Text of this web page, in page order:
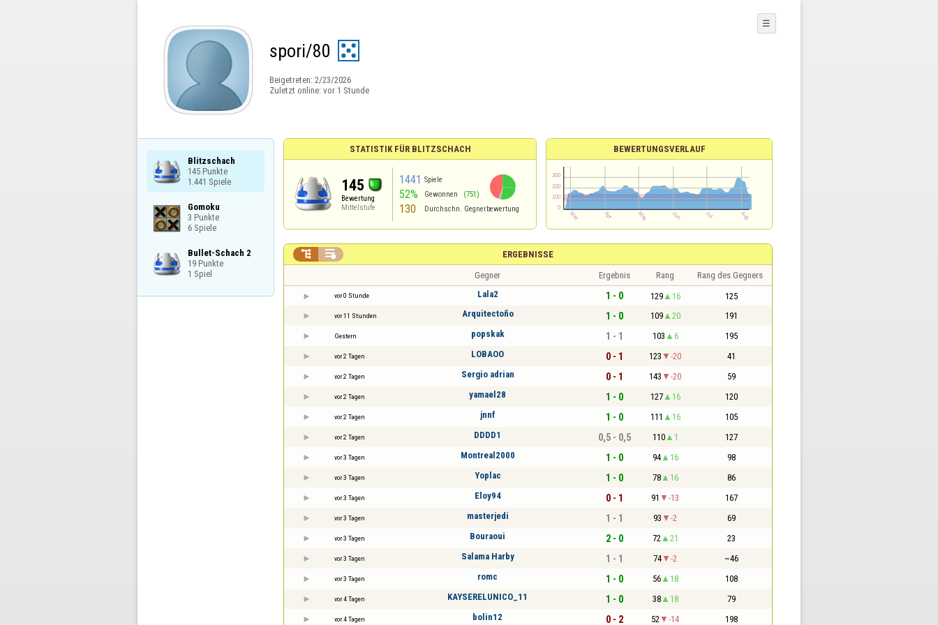
spori/80
Beigetreten: 2/23/2026
Zuletzt online: vor 1 Stunde
☰
Blitzschach
145 Punkte
1.441 Spiele
Gomoku
3 Punkte
6 Spiele
Bullet-Schach 2
19 Punkte
1 Spiel
STATISTIK FÜR BLITZSCHACH
145
Bewertung
Mittelstufe
1441 Spiele
52% Gewonnen (751)
130 Durchschn. Gegnerbewertung
BEWERTUNGSVERLAUF
ERGEBNISSE
 
Gegner Ergebnis Rang Rang des Gegners
vor 0 Stunde Lala2 1 - 0 129 16 125
vor 11 Stunden Arquitectoño 1 - 0 109 20 191
Gestern popskak 1 - 1 103 6 195
vor 2 Tagen LOBAOO 0 - 1 123 -20 41
vor 2 Tagen Sergio adrian 0 - 1 143 -20 59
vor 2 Tagen yamael28 1 - 0 127 16 120
vor 2 Tagen jnnf 1 - 0 111 16 105
vor 2 Tagen DDDD1 0,5 - 0,5 110 1 127
vor 3 Tagen Montreal2000 1 - 0 94 16 98
vor 3 Tagen Yoplac 1 - 0 78 16 86
vor 3 Tagen Eloy94 0 - 1 91 -13 167
vor 3 Tagen masterjedi 1 - 1 93 -2 69
vor 3 Tagen Bouraoui 2 - 0 72 21 23
vor 3 Tagen Salama Harby 1 - 1 74 -2 ~46
vor 3 Tagen romc 1 - 0 56 18 108
vor 4 Tagen KAYSERELUNICO_11 1 - 0 38 18 79
vor 4 Tagen bolin12 0 - 2 52 -14 198